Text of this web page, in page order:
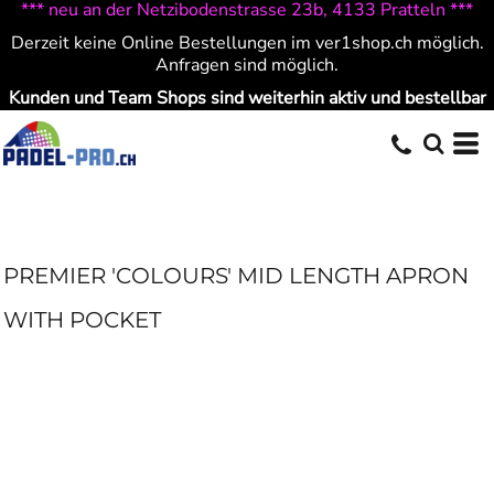
*** neu an der Netzibodenstrasse 23b, 4133 Pratteln ***
Derzeit keine Online Bestellungen im ver1shop.ch möglich.
Anfragen sind möglich.
Kunden und Team Shops sind weiterhin aktiv und bestellbar
PREMIER 'COLOURS' MID LENGTH APRON
WITH POCKET